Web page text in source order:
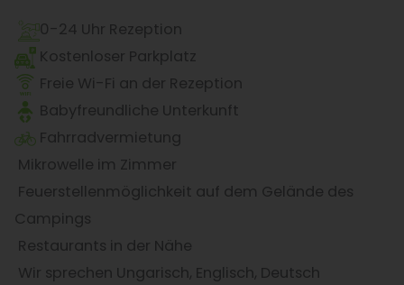
0-24 Uhr Rezeption
Kostenloser Parkplatz
Freie Wi-Fi an der Rezeption
Babyfreundliche Unterkunft
Fahrradvermietung
Mikrowelle im Zimmer
Feuerstellenmöglichkeit auf dem Gelände des
Campings
Restaurants in der Nähe
Wir sprechen Ungarisch, Englisch, Deutsch